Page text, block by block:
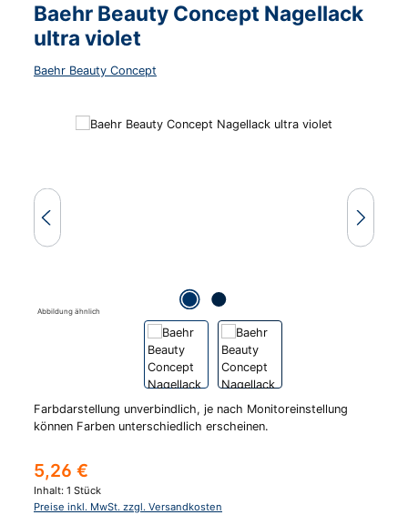
Baehr Beauty Concept Nagellack
ultra violet
Baehr Beauty Concept
Bildergalerie überspringen
Abbildung ähnlich
Farbdarstellung unverbindlich, je nach Monitoreinstellung
können Farben unterschiedlich erscheinen.
Regulärer Preis:
5,26 €
Inhalt: 1 Stück
Preise inkl. MwSt. zzgl. Versandkosten